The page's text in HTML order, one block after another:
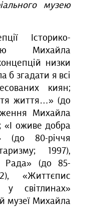
музею
Історико-
Михайла
низки
б згадати я всі
киян;
життя…» (до
Михайла
«І оживе добра
(до 80-річчя
1997),
Рада» (до 85-
«Життєпис
у світлинах»
музеї Михайла